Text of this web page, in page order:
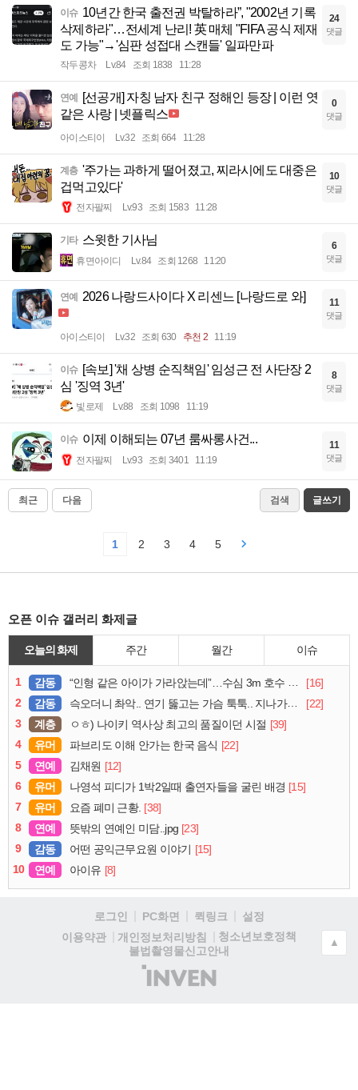
이슈 10년간 한국 출전권 박탈하라”, "2002년 기록
삭제하라"…전세계 난리! 英 매체 "FIFA 공식 제재
도 가능"→'심판 성접대 스캔들' 일파만파
작두콩차 Lv.84 조회 1838 11:28
24
댓글
연예 [선공개] 자칭 남자 친구 정해인 등장 | 이런 엿
같은 사랑 | 넷플릭스
아이스티이 Lv.32 조회 664 11:28
0
댓글
계층 '주가는 과하게 떨어졌고, 찌라시에도 대중은
겁먹고있다'
전자팔찌 Lv.93 조회 1583 11:28
10
댓글
기타 스윗한 기사님
휴면아이디 Lv.84 조회 1268 11:20
6
댓글
연예 2026 나랑드사이다 X 리센느 [나랑드로 와]
아이스티이 Lv.32 조회 630 추천 2 11:19
11
댓글
이슈 [속보] '채 상병 순직책임' 임성근 전 사단장 2
심 '징역 3년'
빛로제 Lv.88 조회 1098 11:19
8
댓글
이슈 이제 이해되는 07년 룸싸롱사건...
전자팔찌 Lv.93 조회 3401 11:19
11
댓글
최근 다음 검색 글쓰기
1 2 3 4 5
오픈 이슈 갤러리 화제글
오늘의 화제 주간 월간 이슈
1 감동 “인형 같은 아이가 가라앉는데”…수심 3m 호수 뛰어든 60대 의인
[16]
2
감동 슥오더니 촤악.. 연기 뚫고는 가슴 툭툭.. 지나가던 아재의 정체
[22]
3
계층 ㅇㅎ) 나이키 역사상 최고의 품질이던 시절 [39]
4
유머 파브리도 이해 안가는 한국 음식 [22]
5
연예 김채원 [12]
6
유머 나영석 피디가 1박2일때 출연자들을 굴린 배경 [15]
7
유머 요즘 폐미 근황. [38]
8
연예 뜻밖의 연예인 미담..jpg [23]
9
감동 어떤 공익근무요원 이야기 [15]
10
연예 아이유 [8]
로그인 PC화면 퀵링크
설정
이용약관
개인정보처리방침
청소년보호정책
불법촬영물신고안내
(주)
인
▲